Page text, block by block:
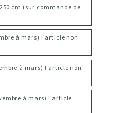
cm (sur commande de
à mars) ! article non
à mars) ! article non
à mars) ! article